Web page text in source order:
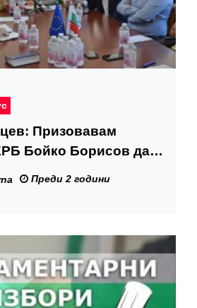
Призовавам
Бойко Борисов да
общинските
в ущърб на
Преди 2 години